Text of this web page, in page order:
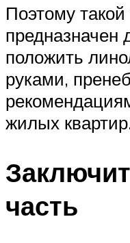
Поэтому
предназначен
положить
руками,
жилых
часть